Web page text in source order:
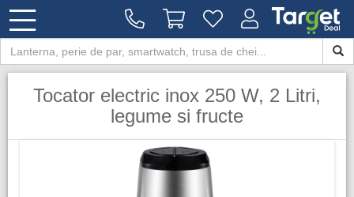
Tocator electric inox 250 W, 2 Litri,
legume si fructe